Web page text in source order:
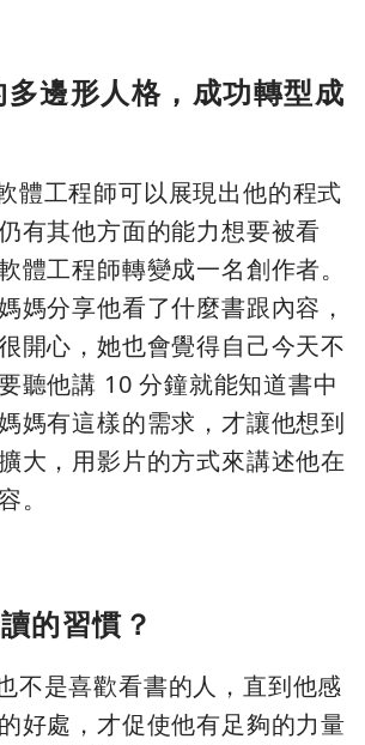
邊形人格，成功轉型成
體工程師可以展現出他的程式
有其他方面的能力想要被看
體工程師轉變成一名創作者。
媽分享他看了什麼書跟內容，
開心，她也會覺得自己今天不
聽他講 10 分鐘就能知道書中
媽有這樣的需求，才讓他想到
大，用影片的方式來講述他在
。
的習慣？
不是喜歡看書的人，直到他感
好處，才促使他有足夠的力量